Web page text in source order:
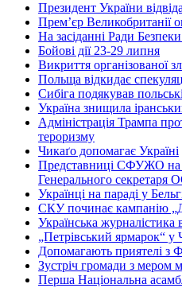
Президент України
Прем’єр Великобританії
На засіданні Ради
Бойові дії 23-29 липня
Викриття організованої
Польща відкидає
Сибіга подякував
Україна знищила
Адміністрація Трампа
тероризму
Чикаґо допомагає Україні
Представниці СФУЖО на
Генерального секретаря
Українці на параді у
СКУ починає кампанію
Українська журналістика
„Петрівський ярмарок“ у
Допомагають приятелі з
Зустріч громади з мером
Перша Національна